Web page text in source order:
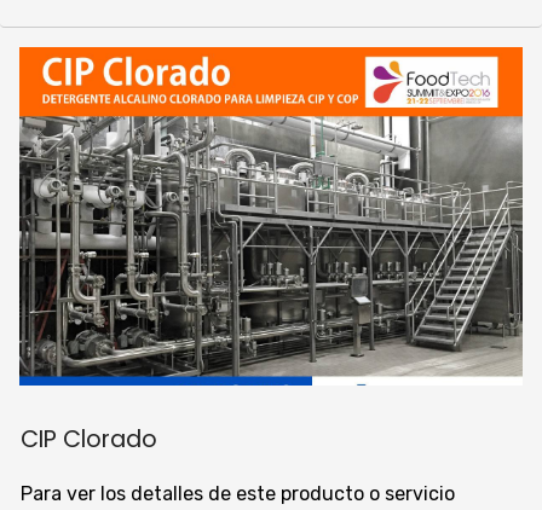
CIP Clorado
Para ver los detalles de este producto o servicio